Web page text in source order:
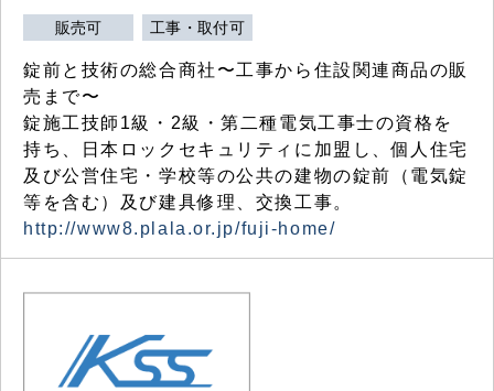
販売可 工事・取付可
錠前と技術の総合商社〜工事から住設関連商品の販
売まで〜
錠施工技師1級・2級・第二種電気工事士の資格を
持ち、日本ロックセキュリティに加盟し、個人住宅
及び公営住宅・学校等の公共の建物の錠前（電気錠
等を含む）及び建具修理、交換工事。
http://www8.plala.or.jp/fuji-home/